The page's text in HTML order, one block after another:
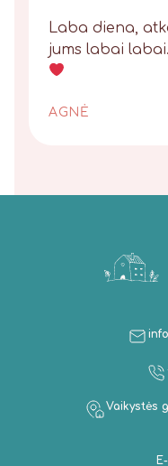
Laba diena,
jums labai
AGNĖ
Vaikystės